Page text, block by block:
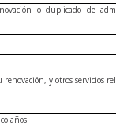
o duplicado de
y otros servicios
años: